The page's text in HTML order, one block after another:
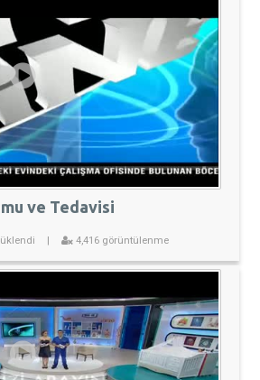
ve Tedavisi
4,416 görüntülenme